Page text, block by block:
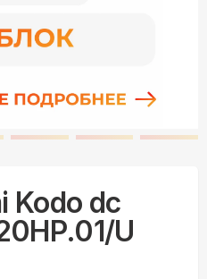
Kodo dc
U